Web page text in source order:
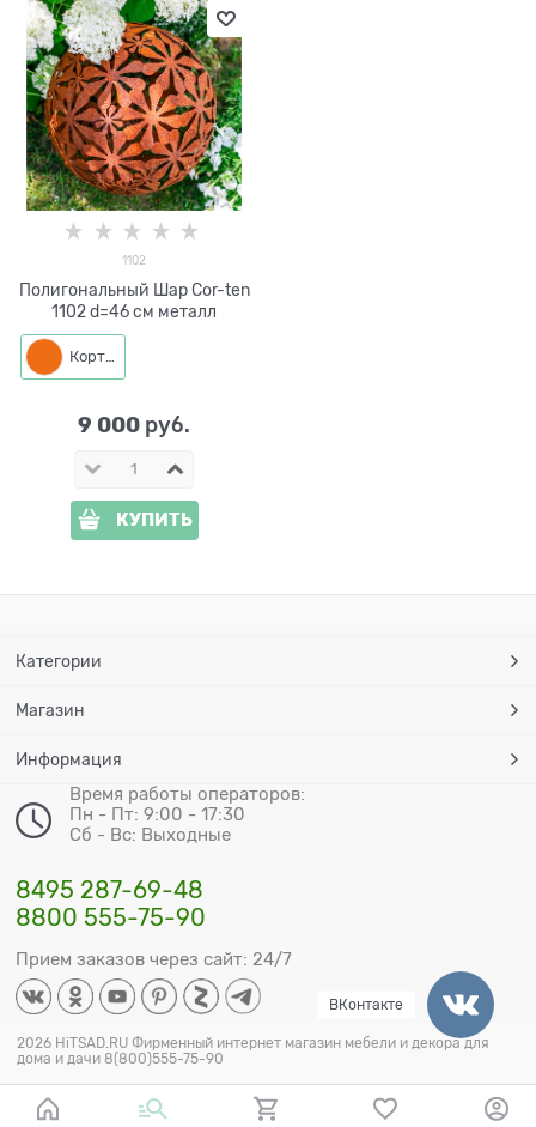
1102
Полигональный Шар Cor-ten
1102 d=46 см металл
Кортен
9 000 руб.
КУПИТЬ
Категории
Магазин
Информация
Время работы операторов:
Пн - Пт: 9:00 - 17:30
Сб - Вс: Выходные
8495 287-69-48
8800 555-75-90
Прием заказов через сайт: 24/7
2026 HiTSAD.RU Фирменный интернет магазин мебели и декора для
дома и дачи 8(800)555-75-90
ВКонтакте